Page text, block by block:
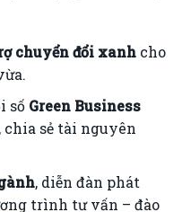
chuyển đổi xanhcho
số Green Business
sẻ tài nguyên
, diễn đàn phát
trình tư vấn – đào